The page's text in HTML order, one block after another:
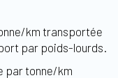
km transportée
par poids-lourds.
par tonne/km